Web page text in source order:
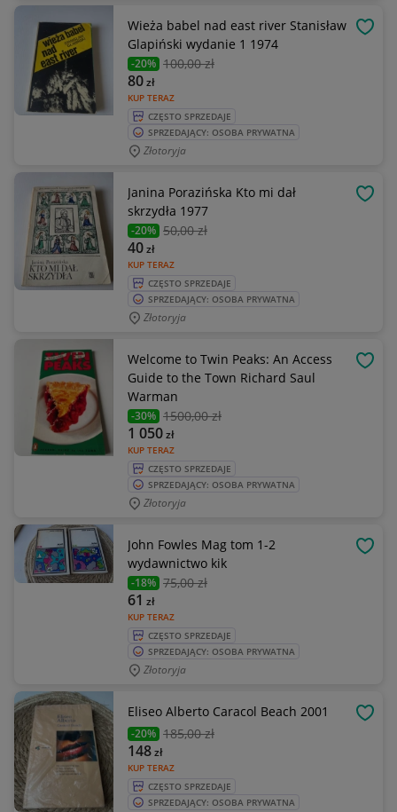
Wieża babel nad east river Stanisław
Glapiński wydanie 1 1974
-20% 100,00 zł
KUP TERAZ
80zł
CZĘSTO SPRZEDAJE
SPRZEDAJĄCY: OSOBA PRYWATNA
Złotoryja
Janina Porazińska Kto mi dał
skrzydła 1977
-20% 50,00 zł
KUP TERAZ
40zł
CZĘSTO SPRZEDAJE
SPRZEDAJĄCY: OSOBA PRYWATNA
Złotoryja
Welcome to Twin Peaks: An Access
Guide to the Town Richard Saul
Warman
-30% 1500,00 zł
KUP TERAZ
1 050zł
CZĘSTO SPRZEDAJE
SPRZEDAJĄCY: OSOBA PRYWATNA
Złotoryja
John Fowles Mag tom 1-2
wydawnictwo kik
-18% 75,00 zł
KUP TERAZ
61 zł
CZĘSTO SPRZEDAJE
SPRZEDAJĄCY: OSOBA PRYWATNA
Złotoryja
Eliseo Alberto Caracol Beach 2001
-20% 185,00 zł
KUP TERAZ
148zł
CZĘSTO SPRZEDAJE
SPRZEDAJĄCY: OSOBA PRYWATNA